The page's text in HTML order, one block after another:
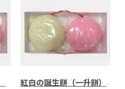
紅白の誕生餅（一升餅）